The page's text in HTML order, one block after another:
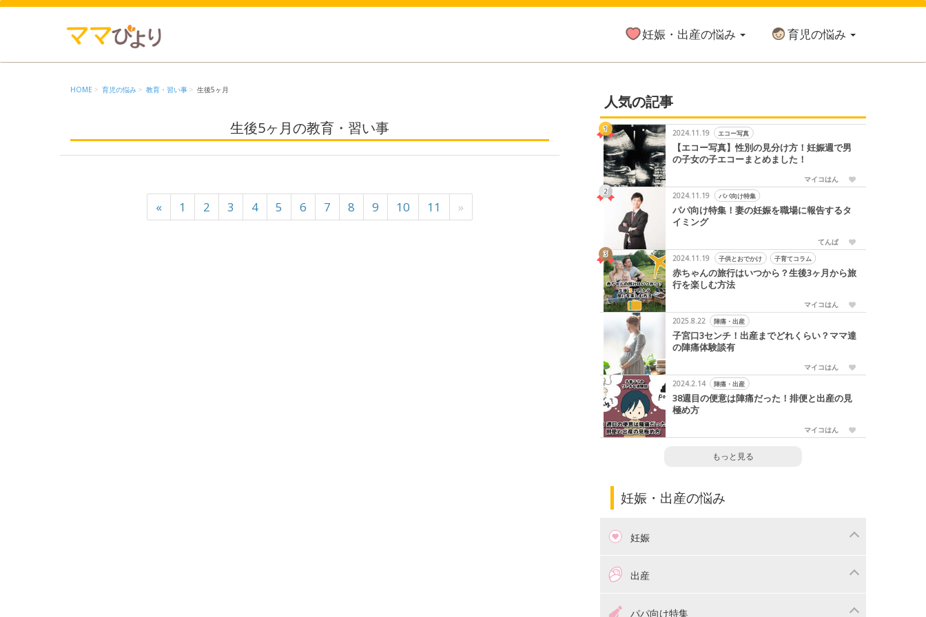
妊娠・出産の悩み 育児の悩み
HOME 育児の悩み 教育・習い事 生後5ヶ月
生後5ヶ月の教育・習い事
« 1 2 3 4 5 6 7 8 9 10 11 »
人気の記事
2024.11.19 エコー写真
【エコー写真】性別の見分け方！妊娠週で男
の子女の子エコーまとめました！
マイコはん
2024.11.19
パパ向け特集
パパ向け特集！妻の妊娠を職場に報告するタ
イミング
てんぱ
2024.11.19
子供とおでかけ 子育てコラム
赤ちゃんの旅行はいつから？生後3ヶ月から旅
行を楽しむ方法
マイコはん
2025.8.22
陣痛・出産
子宮口3センチ！出産までどれくらい？ママ達
の陣痛体験談有
マイコはん
2024.2.14
陣痛・出産
38週目の便意は陣痛だった！排便と出産の見
極め方
マイコはん
もっと見る
妊娠・出産の悩み
妊娠
つわり
妊娠中の食事
出産
出産準備パパ向け特集